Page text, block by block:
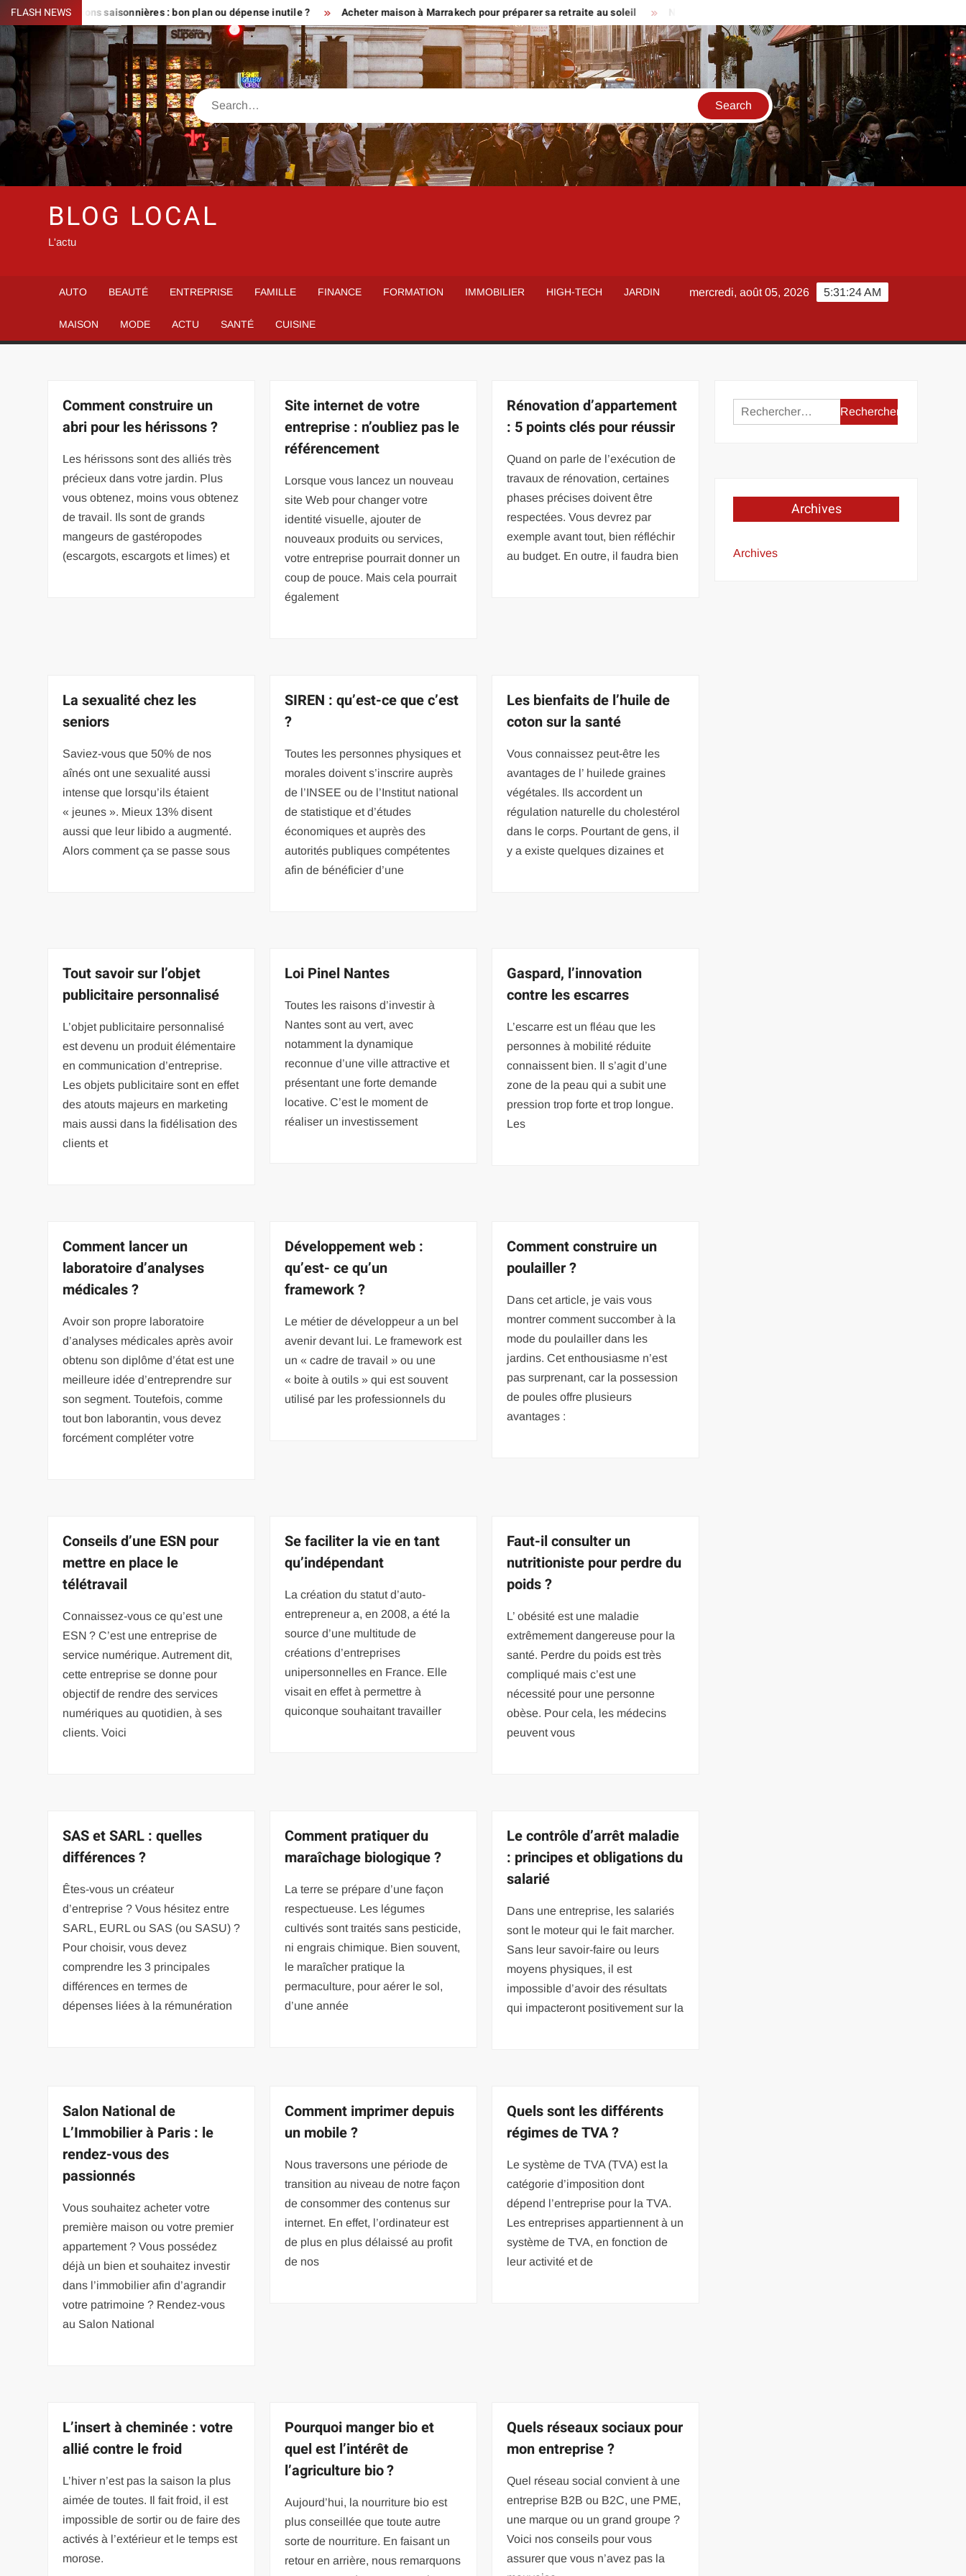
Skip
to
content
FLASH NEWS
locations saisonnières : bon plan ou dépense inutile ? Acheter maison à Marrakech pour préparer sa retraite au soleil Normandie immobilier bord de mer : quelles villes offrent les plus
Search
BLOG LOCAL
L'actu
AUTO BEAUTÉ ENTREPRISE FAMILLE FINANCE FORMATION IMMOBILIER HIGH-TECH JARDIN
MAISON MODE ACTU SANTÉ CUISINE
5:31:25 AM
mercredi, août 05, 2026
Comment construire un
abri pour les hérissons ?
Les hérissons sont des alliés très
précieux dans votre jardin. Plus
vous obtenez, moins vous obtenez
de travail. Ils sont de grands
mangeurs de gastéropodes
(escargots, escargots et limes) et
Site internet de votre
entreprise : n’oubliez pas le
référencement
Lorsque vous lancez un nouveau
site Web pour changer votre
identité visuelle, ajouter de
nouveaux produits ou services,
votre entreprise pourrait donner un
coup de pouce. Mais cela pourrait
également
Rénovation d’appartement
: 5 points clés pour réussir
Quand on parle de l’exécution de
travaux de rénovation, certaines
phases précises doivent être
respectées. Vous devrez par
exemple avant tout, bien réfléchir
au budget. En outre, il faudra bien
La sexualité chez les
seniors
Saviez-vous que 50% de nos
aînés ont une sexualité aussi
intense que lorsqu’ils étaient
« jeunes ». Mieux 13% disent
aussi que leur libido a augmenté.
Alors comment ça se passe sous
SIREN : qu’est-ce que c’est
?
Toutes les personnes physiques et
morales doivent s’inscrire auprès
de l’INSEE ou de l’Institut national
de statistique et d’études
économiques et auprès des
autorités publiques compétentes
afin de bénéficier d’une
Les bienfaits de l’huile de
coton sur la santé
Vous connaissez peut-être les
avantages de l’ huilede graines
végétales. Ils accordent un
régulation naturelle du cholestérol
dans le corps. Pourtant de gens, il
y a existe quelques dizaines et
Tout savoir sur l’objet
publicitaire personnalisé
L’objet publicitaire personnalisé
est devenu un produit élémentaire
en communication d’entreprise.
Les objets publicitaire sont en effet
des atouts majeurs en marketing
mais aussi dans la fidélisation des
clients et
Loi Pinel Nantes
Toutes les raisons d’investir à
Nantes sont au vert, avec
notamment la dynamique
reconnue d’une ville attractive et
présentant une forte demande
locative. C’est le moment de
réaliser un investissement
Gaspard, l’innovation
contre les escarres
L’escarre est un fléau que les
personnes à mobilité réduite
connaissent bien. Il s’agit d’une
zone de la peau qui a subit une
pression trop forte et trop longue.
Les
Comment lancer un
laboratoire d’analyses
médicales ?
Avoir son propre laboratoire
d’analyses médicales après avoir
obtenu son diplôme d’état est une
meilleure idée d’entreprendre sur
son segment. Toutefois, comme
tout bon laborantin, vous devez
forcément compléter votre
Développement web :
qu’est- ce qu’un
framework ?
Le métier de développeur a un bel
avenir devant lui. Le framework est
un « cadre de travail » ou une
« boite à outils » qui est souvent
utilisé par les professionnels du
Comment construire un
poulailler ?
Dans cet article, je vais vous
montrer comment succomber à la
mode du poulailler dans les
jardins. Cet enthousiasme n’est
pas surprenant, car la possession
de poules offre plusieurs
avantages :
Conseils d’une ESN pour
mettre en place le
télétravail
Connaissez-vous ce qu’est une
ESN ? C’est une entreprise de
service numérique. Autrement dit,
cette entreprise se donne pour
objectif de rendre des services
numériques au quotidien, à ses
clients. Voici
Se faciliter la vie en tant
qu’indépendant
La création du statut d’auto-
entrepreneur a, en 2008, a été la
source d’une multitude de
créations d’entreprises
unipersonnelles en France. Elle
visait en effet à permettre à
quiconque souhaitant travailler
Faut-il consulter un
nutritioniste pour perdre du
poids ?
L’ obésité est une maladie
extrêmement dangereuse pour la
santé. Perdre du poids est très
compliqué mais c’est une
nécessité pour une personne
obèse. Pour cela, les médecins
peuvent vous
SAS et SARL : quelles
différences ?
Êtes-vous un créateur
d’entreprise ? Vous hésitez entre
SARL, EURL ou SAS (ou SASU) ?
Pour choisir, vous devez
comprendre les 3 principales
différences en termes de
dépenses liées à la rémunération
Comment pratiquer du
maraîchage biologique ?
La terre se prépare d’une façon
respectueuse. Les légumes
cultivés sont traités sans pesticide,
ni engrais chimique. Bien souvent,
le maraîcher pratique la
permaculture, pour aérer le sol,
d’une année
Le contrôle d’arrêt maladie
: principes et obligations du
salarié
Dans une entreprise, les salariés
sont le moteur qui le fait marcher.
Sans leur savoir-faire ou leurs
moyens physiques, il est
impossible d’avoir des résultats
qui impacteront positivement sur la
Salon National de
L’Immobilier à Paris : le
rendez-vous des
passionnés
Vous souhaitez acheter votre
première maison ou votre premier
appartement ? Vous possédez
déjà un bien et souhaitez investir
dans l’immobilier afin d’agrandir
votre patrimoine ? Rendez-vous
au Salon National
Comment imprimer depuis
un mobile ?
Nous traversons une période de
transition au niveau de notre façon
de consommer des contenus sur
internet. En effet, l’ordinateur est
de plus en plus délaissé au profit
de nos
Quels sont les différents
régimes de TVA ?
Le système de TVA (TVA) est la
catégorie d’imposition dont
dépend l’entreprise pour la TVA.
Les entreprises appartiennent à un
système de TVA, en fonction de
leur activité et de
L’insert à cheminée : votre
allié contre le froid
L’hiver n’est pas la saison la plus
aimée de toutes. Il fait froid, il est
impossible de sortir ou de faire des
activés à l’extérieur et le temps est
morose.
Pourquoi manger bio et
quel est l’intérêt de
l’agriculture bio ?
Aujourd’hui, la nourriture bio est
plus conseillée que toute autre
sorte de nourriture. En faisant un
retour en arrière, nous remarquons
Quels réseaux sociaux pour
mon entreprise ?
Quel réseau social convient à une
entreprise B2B ou B2C, une PME,
une marque ou un grand groupe ?
Voici nos conseils pour vous
assurer que vous n’avez pas la
Rechercher :
Archives
Archives